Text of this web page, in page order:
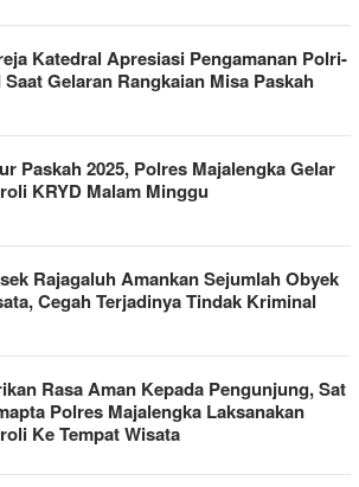
Katedral Apresiasi Pengamanan Polri-
Saat Gelaran Rangkaian Misa Paskah
Paskah 2025, Polres Majalengka Gelar
KRYD Malam Minggu
Rajagaluh Amankan Sejumlah Obyek
Cegah Terjadinya Tindak Kriminal
Rasa Aman Kepada Pengunjung, Sat
Polres Majalengka Laksanakan
Ke Tempat Wisata